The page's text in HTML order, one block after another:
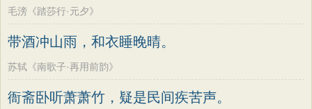
毛滂《踏莎行·元夕》
带酒冲山雨，和衣睡晚晴。
苏轼《南歌子·再用前韵》
衙斋卧听萧萧竹，疑是民间疾苦声。